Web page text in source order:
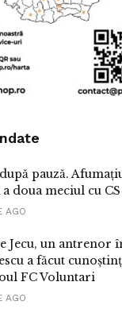
pauză.
doua meciul cu
AGO
Jecu, un antrenor
a făcut
FC Voluntari
AGO